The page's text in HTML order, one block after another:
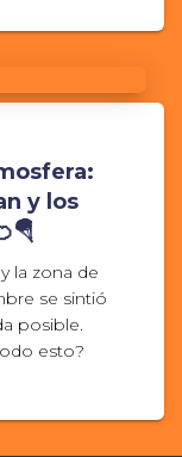
y los
la zona de
se sintió
posible.
esto?